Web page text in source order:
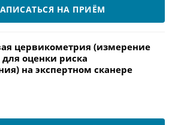
НА ПРИЁМ
цервикометрия (измерение
оценки риска
на экспертном сканере